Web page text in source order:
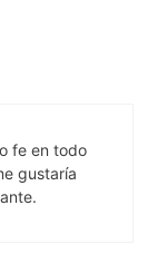
fe en todo
gustaría